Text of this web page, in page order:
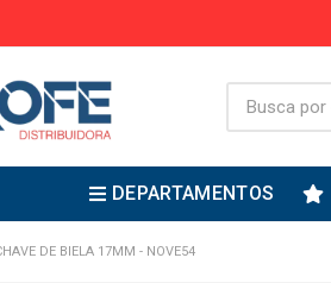
DEPARTAMENTOS
DE BIELA 17MM - NOVE54